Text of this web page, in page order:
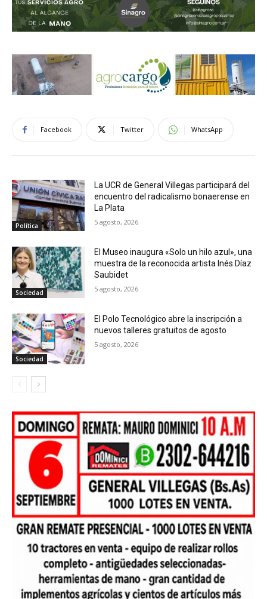
Facebook Twitter WhatsApp
Política
La UCR de General Villegas participará del
encuentro del radicalismo bonaerense en
La Plata
5 agosto, 2026
Sociedad
El Museo inaugura «Solo un hilo azul», una
muestra de la reconocida artista Inés Díaz
Saubidet
5 agosto, 2026
Sociedad
El Polo Tecnológico abre la inscripción a
nuevos talleres gratuitos de agosto
5 agosto, 2026